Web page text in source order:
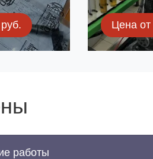
Цена от
работы